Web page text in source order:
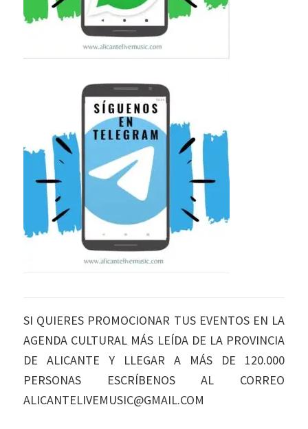
SI QUIERES PROMOCIONAR TUS EVENTOS EN LA
AGENDA CULTURAL MÁS LEÍDA DE LA PROVINCIA
DE ALICANTE Y LLEGAR A MÁS DE 120.000
PERSONAS ESCRÍBENOS AL CORREO
ALICANTELIVEMUSIC@GMAIL.COM